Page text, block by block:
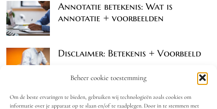
Beheer cookie toestemming
Om de beste ervaringen te bieden, gebruiken wij technologieën zoals cookies om
informatie over je apparaat op te slaan en/of te raadplegen. Door in te stemmen met
Annotatie betekenis: Wat is
annotatie + voorbeelden
Disclaimer: Betekenis + Voorbeeld